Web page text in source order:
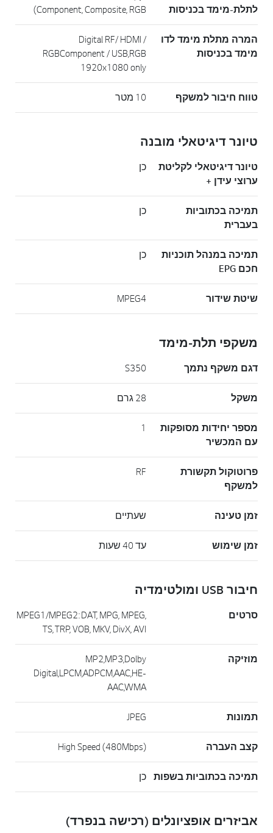
לתלת-מימד בכניסות
Component, Composite, RGB)
המרה מתלת מימד לדו
מימד בכניסות
Digital RF/ HDMI /
RGBComponent / USB,RGB
1920x1080 only
טווח חיבור למשקף 10 מטר
טיונר דיגיטאלי מובנה
טיונר דיגיטאלי לקליטת
ערוצי עידן +
כן
תמיכה בכתוביות
בעברית
כן
תמיכה במנהל תוכניות
חכם EPG
כן
שיטת שידור MPEG4
משקפי תלת-מימד
דגם משקף נתמך S350
משקל 28 גרם
מספר יחידות מסופקות
עם המכשיר
1
פרוטוקול תקשורת
למשקף
RF
זמן טעינה שעתיים
זמן שימוש עד 40 שעות
חיבור USB ומולטימדיה
סרטים
MPEG1/MPEG2: DAT, MPG, MPEG,
TS, TRP, VOB, MKV, DivX, AVI
מוזיקה
MP2,MP3,Dolby
Digital,LPCM,ADPCM,AAC,HE-
AAC,WMA
תמונות JPEG
קצב העברה High Speed (480Mbps)
תמיכה בכתוביות בשפות כן
אביזרים אופציונלים (רכישה בנפרד)